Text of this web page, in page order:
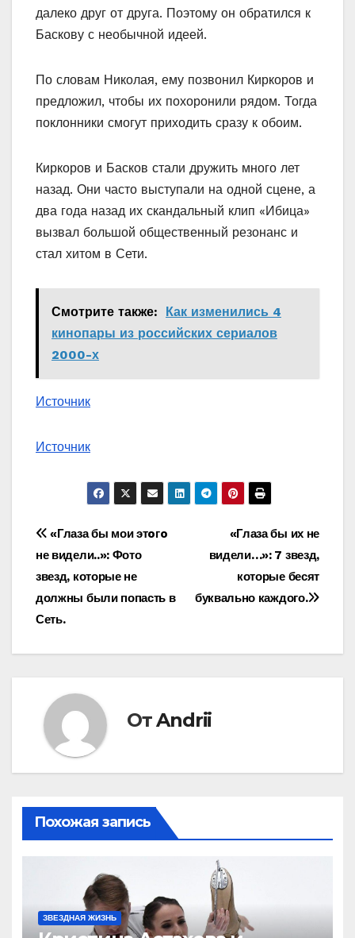
далеко друг от друга. Поэтому он обратился к
Баскову с необычной идеей.
По словам Николая, ему позвонил Киркоров и
предложил, чтобы их похоронили рядом. Тогда
поклонники смогут приходить сразу к обоим.
Киркоров и Басков стали дружить много лет
назад. Они часто выступали на одной сцене, а
два года назад их скандальный клип «Ибица»
вызвал большой общественный резонанс и
стал хитом в Сети.
Смотрите также:
Как изменились 4
кинопары из российских сериалов
2000-х
Источник
Источник
Навигация
по
записям
«Глаза бы их не
видели…»: 7 звезд,
которые бесят
буквально каждого.
«Глаза бы мои этoгo
не видели..»: Фото
звезд, которые не
должны были попасть в
Сеть.
ОтAndrii
Похожая запись
ЗВЕЗДНАЯ ЖИЗНЬ